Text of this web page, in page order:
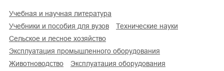
учебная и научная литература
учебники и пособия для вузов
технические науки
сельское и лесное хозяйство
эксплуатация промышленного оборудования
животноводство
эксплуатация оборудования